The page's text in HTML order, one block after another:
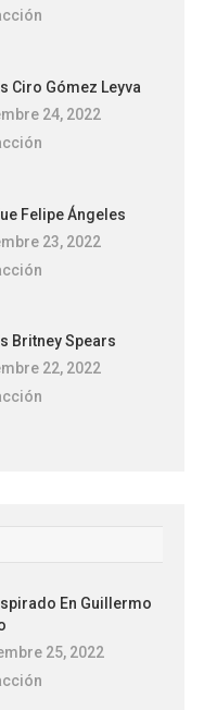
Ciro Gómez Leyva
24, 2022
Felipe Ángeles
23, 2022
Britney Spears
22, 2022
En Guillermo
25, 2022